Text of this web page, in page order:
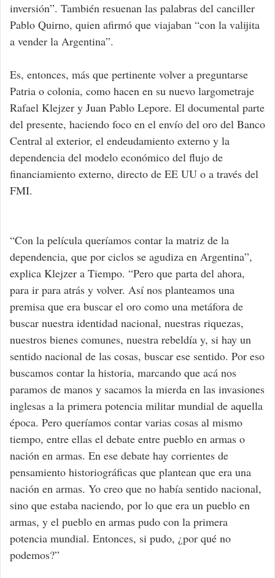
inversión”. También resuenan las palabras del canciller
Pablo Quirno, quien afirmó que viajaban “con la valijita
a vender la Argentina”.
Es, entonces, más que pertinente volver a preguntarse
Patria o colonia, como hacen en su nuevo largometraje
Rafael Klejzer y Juan Pablo Lepore. El documental parte
del presente, haciendo foco en el envío del oro del Banco
Central al exterior, el endeudamiento externo y la
dependencia del modelo económico del flujo de
financiamiento externo, directo de EE UU o a través del
FMI.
“Con la película queríamos contar la matriz de la
dependencia, que por ciclos se agudiza en Argentina”,
explica Klejzer a Tiempo. “Pero que parta del ahora,
para ir para atrás y volver. Así nos planteamos una
premisa que era buscar el oro como una metáfora de
buscar nuestra identidad nacional, nuestras riquezas,
nuestros bienes comunes, nuestra rebeldía y, si hay un
sentido nacional de las cosas, buscar ese sentido. Por eso
buscamos contar la historia, marcando que acá nos
paramos de manos y sacamos la mierda en las invasiones
inglesas a la primera potencia militar mundial de aquella
época. Pero queríamos contar varias cosas al mismo
tiempo, entre ellas el debate entre pueblo en armas o
nación en armas. En ese debate hay corrientes de
pensamiento historiográficas que plantean que era una
nación en armas. Yo creo que no había sentido nacional,
sino que estaba naciendo, por lo que era un pueblo en
armas, y el pueblo en armas pudo con la primera
potencia mundial. Entonces, si pudo, ¿por qué no
podemos?”